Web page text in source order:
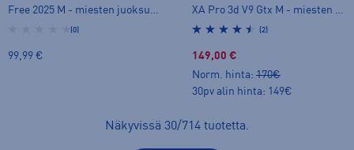
Free 2025 M - miesten juoksukengät
(0)
99,99 €
XA Pro 3d V9 Gtx M - miesten maastojuoksukengät
(2)
149,00 €
Norm. hinta: 170€
30pv alin hinta: 149€
Näkyvissä 30/714 tuotetta.